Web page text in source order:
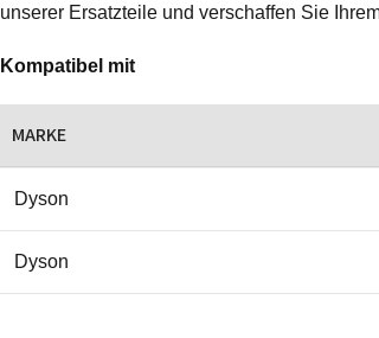
unserer Ersatzteile und verschaffen Sie
Kompatibel mit
MARKE
Dyson
Dyson